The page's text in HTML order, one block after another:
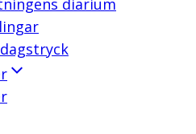
diarium